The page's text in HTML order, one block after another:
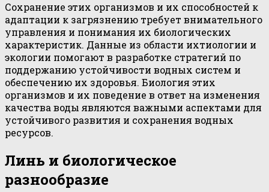
Сохранение этих организмов и их способностей к
адаптации к загрязнению требует внимательного
управления и понимания их биологических
характеристик. Данные из области ихтиологии и
экологии помогают в разработке стратегий по
поддержанию устойчивости водных систем и
обеспечению их здоровья. Биология этих
организмов и их поведение в ответ на изменения
качества воды являются важными аспектами для
устойчивого развития и сохранения водных
ресурсов.
Линь и биологическое
разнообразие